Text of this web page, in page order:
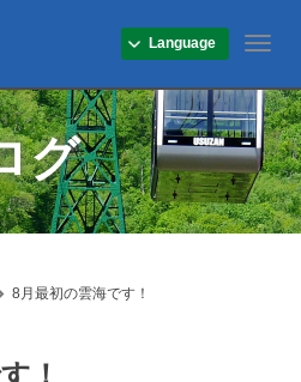
T
g
g
e
n
a
v
Language
グ
8月最初の雲海です！
！